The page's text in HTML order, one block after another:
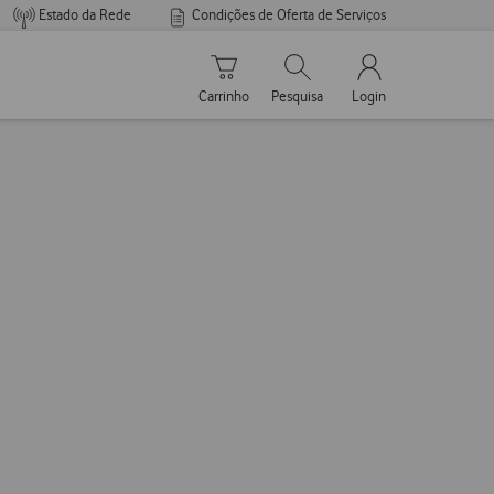
Estado da Rede Condições de Oferta de Serviços
Carrinho de compras
Carrinho
Pesquisar
Pesquisa
My Vodafone
Login